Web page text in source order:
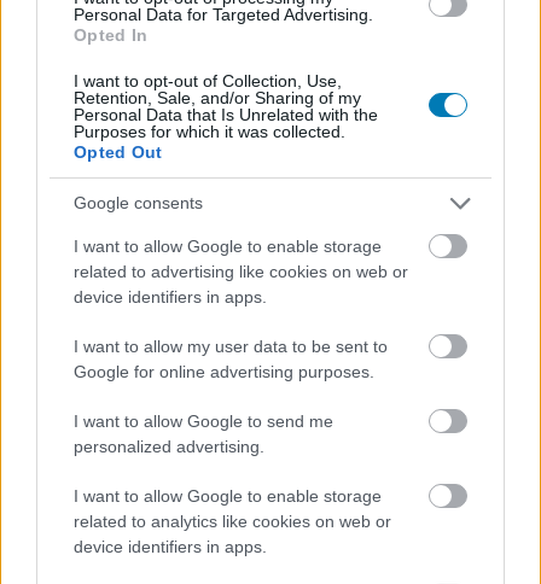
Personal Data for Targeted Advertising.
Opted In
I want to opt-out of Collection, Use,
Retention, Sale, and/or Sharing of my
Personal Data that Is Unrelated with the
Purposes for which it was collected.
Opted Out
Google consents
I want to allow Google to enable storage
related to advertising like cookies on web or
device identifiers in apps.
I want to allow my user data to be sent to
Google for online advertising purposes.
I want to allow Google to send me
personalized advertising.
I want to allow Google to enable storage
related to analytics like cookies on web or
device identifiers in apps.
mikorra is várhatjuk az EA Sports verekedős
játéksorozatának folytatását
meglepetésére felnőtteknek szóló besorolást kapott.
A napokban azonban egy teljesen új előzetes is
napvilágot látott, amelyben további izgalmas részletek
derültek ki a játékról, illetve átfogó betekintést kaptunk
igazán valósághűvé a brutálisnak ígérkező
mérkőzéseket.
hogy egy teljesen új dinamikus sebzési és sérülési
rendszert fejlesztettek ki, amely még realisztikusabbá
varázsolja majd a küzdelmeket. Ráadásul a
sérüléseinkből adódóan figyelnünk kell majd arra is, hogy
ezek miként befolyásolják harcosunk mozgását és